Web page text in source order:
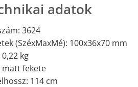
adatok
3624
(SzéxMaxMé): 100x36x70 mm
kg
matt fekete
114 cm